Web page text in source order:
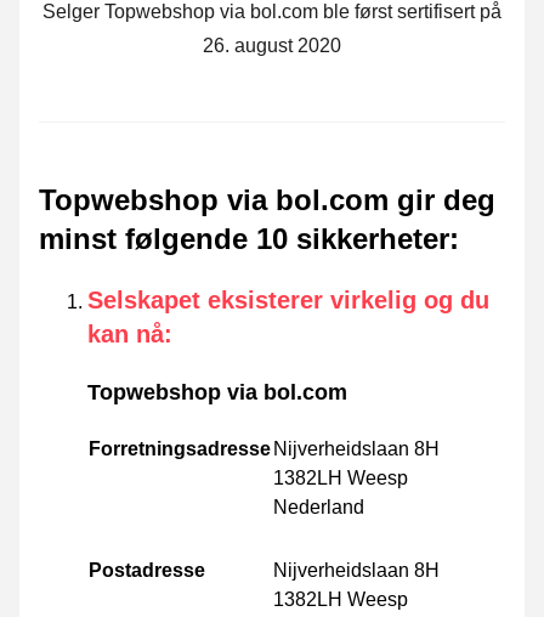
Selger Topwebshop via bol.com ble først sertifisert på
26. august 2020
Topwebshop via bol.com gir deg
minst følgende 10 sikkerheter:
Selskapet eksisterer virkelig og du
kan nå:
Topwebshop via bol.com
Forretningsadresse Nijverheidslaan 8H
1382LH Weesp
Nederland
Postadresse
Nijverheidslaan 8H
1382LH Weesp